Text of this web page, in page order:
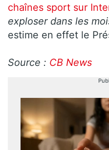
chaînes sport sur
exploser dans les
estime en effet le
Source : CB News